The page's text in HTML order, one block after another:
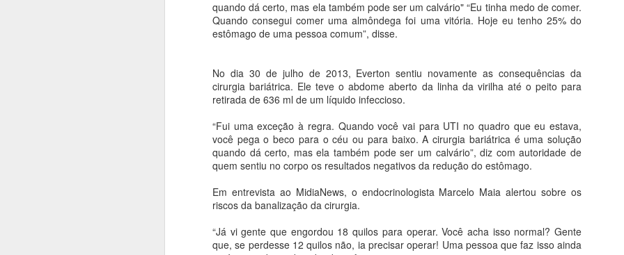
quando dá certo, mas ela também pode ser um calvário" “Eu tinha medo de comer.
Quando consegui comer uma almôndega foi uma vitória. Hoje eu tenho 25% do
estômago de uma pessoa comum”, disse.
No dia 30 de julho de 2013, Everton sentiu novamente as consequências da
cirurgia bariátrica. Ele teve o abdome aberto da linha da virilha até o peito para
retirada de 636 ml de um líquido infeccioso.
“Fui uma exceção à regra. Quando você vai para UTI no quadro que eu estava,
você pega o beco para o céu ou para baixo. A cirurgia bariátrica é uma solução
quando dá certo, mas ela também pode ser um calvário”, diz com autoridade de
quem sentiu no corpo os resultados negativos da redução do estômago.
Em entrevista ao MidiaNews, o endocrinologista Marcelo Maia alertou sobre os
riscos da banalização da cirurgia.
“Já vi gente que engordou 18 quilos para operar. Você acha isso normal? Gente
que, se perdesse 12 quilos não, ia precisar operar! Uma pessoa que faz isso ainda
Foi aprovado por unanimidade o Projeto de Lei nº 8/2018 de autoria da
Mesa da Câmara, que “Dispõe sobre devolução de equipamento da
Câmara Municipal”. O projeto foi aprovado na segunda-feira (16),
O projeto autoriza a câmara devolver para a prefeitura, um aparelho de
ar-condicionado, marca LG de 9mil BTU`S. O ar-condicionado será
destinado à Secretaria de Educação, Esporte e Lazer, para atender
suas atividades diárias.
Cerimônia abre Jogos escolares da Juventude em Barra do Garças
Teve início na manhã desta terça-feira (17/04) os jogos escolares da juventude em Barra do Garças,
alunos de 20 escolas municipais, estaduais e particulares compareceram na cerimônia de abertura
16
VAI SER FERIADO NA COPA DO MUNDO? VEJA
DATAS E ENTENDA
Muita gente já está na expectativa de ver a Seleção jogar na Copa do